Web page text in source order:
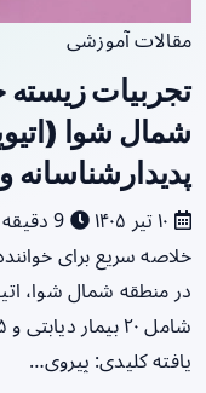
مقالات آموزشی
تجربیات زیسته
شمال شوا
پدیدارشناسانه
خلاصه سریع برای
یافته کلیدی: پیروی…